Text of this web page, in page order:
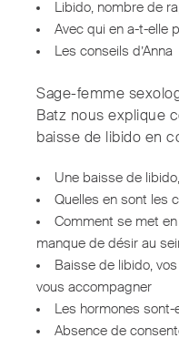
Libido, nombre de
Avec qui en a-t-elle
Les conseils d’Anna
Sage-femme
Batz nous explique
baisse de libido en
Une baisse de
Quelles en sont les
Comment se met
manque de désir au
Baisse de libido,
vous accompagner
Les hormones
Absence de